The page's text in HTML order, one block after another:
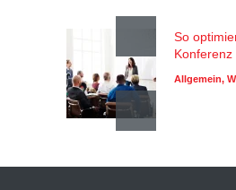
So
Allgemein,